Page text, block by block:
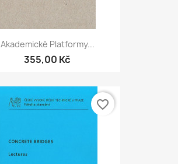
Akademické Platformy...
355,00 Kč
favorite_border